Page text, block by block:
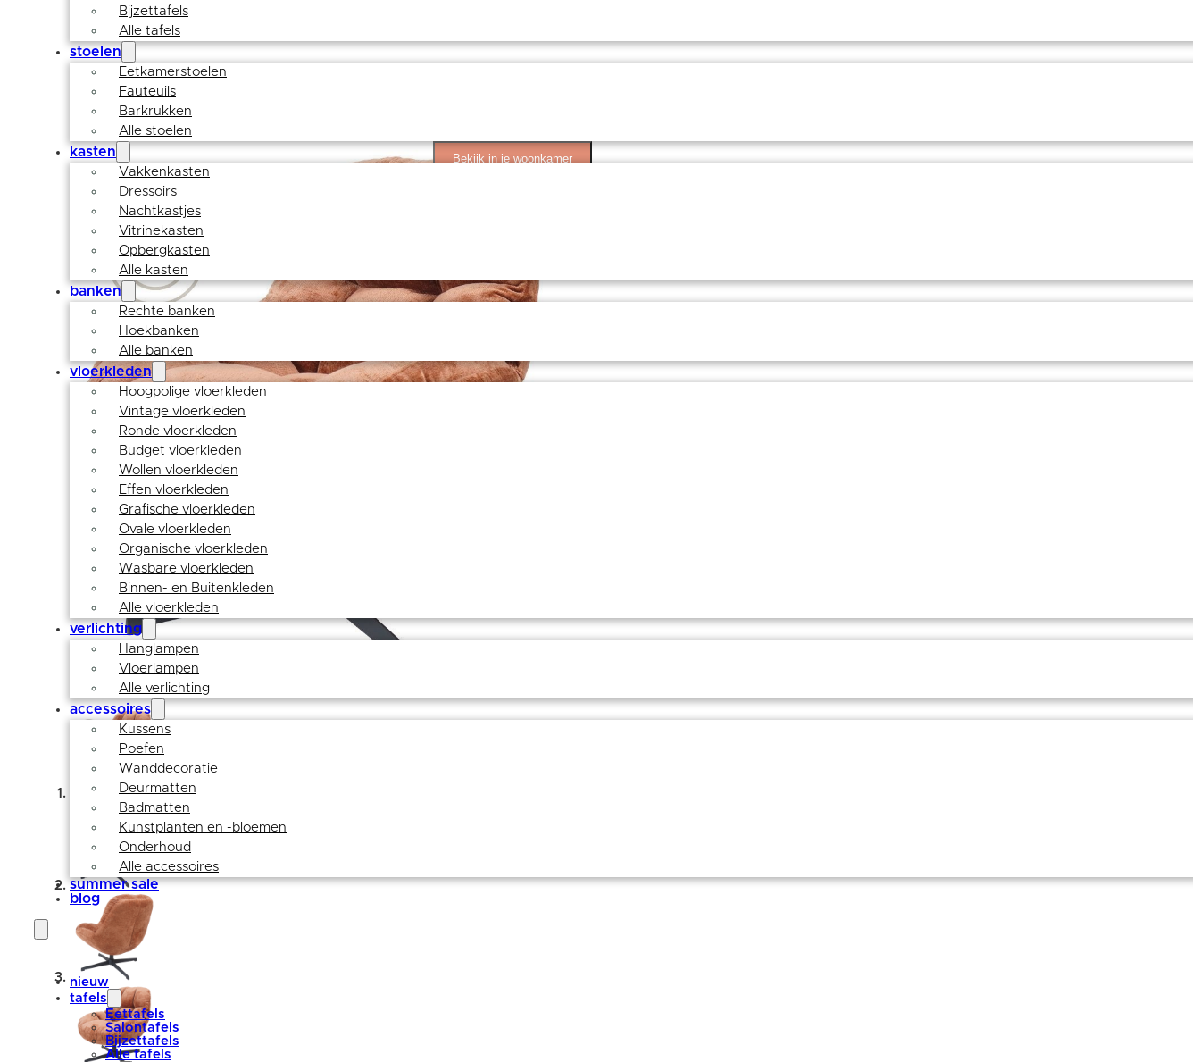
Bijzettafels
Alle tafels
stoelen
Eetkamerstoelen
Fauteuils
Barkrukken
Alle stoelen
kasten
Vakkenkasten
Dressoirs
Nachtkastjes
Vitrinekasten
Opbergkasten
Alle kasten
banken
Rechte banken
Hoekbanken
Alle banken
vloerkleden
Hoogpolige vloerkleden
Vintage vloerkleden
Ronde vloerkleden
Budget vloerkleden
Wollen vloerkleden
Effen vloerkleden
Grafische vloerkleden
Ovale vloerkleden
Organische vloerkleden
Wasbare vloerkleden
Binnen- en Buitenkleden
Alle vloerkleden
verlichting
Hanglampen
Vloerlampen
Alle verlichting
accessoires
Kussens
Poefen
Wanddecoratie
Deurmatten
Badmatten
Kunstplanten en -bloemen
Onderhoud
Alle accessoires
summer sale
blog
nieuw
tafels
Eettafels
Salontafels
Bijzettafels
Alle tafels
Bekijk in je woonkamer